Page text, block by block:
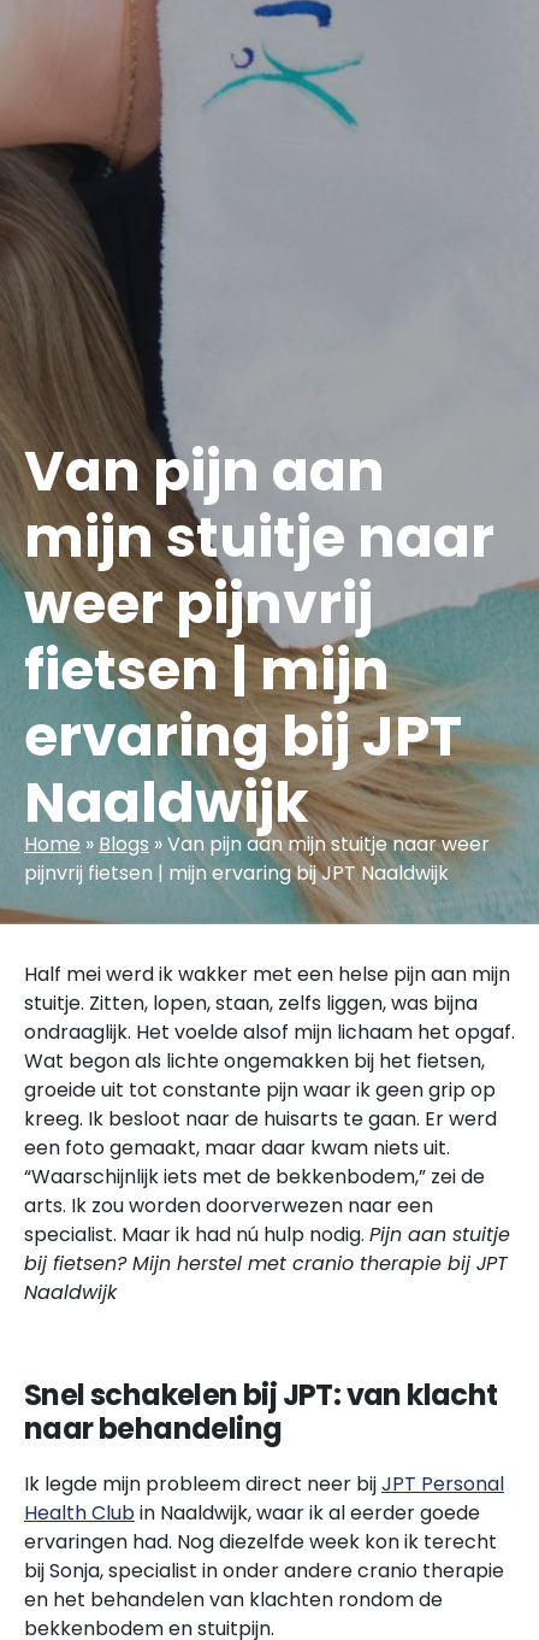
Van pijn aan
mijn stuitje naar
weer pijnvrij
fietsen | mijn
ervaring bij JPT
Naaldwijk
Home » Blogs »Van pijn aan mijn stuitje naar weer
pijnvrij fietsen | mijn ervaring bij JPT Naaldwijk
Half mei werd ik wakker met een helse pijn aan mijn
stuitje. Zitten, lopen, staan, zelfs liggen, was bijna
ondraaglijk. Het voelde alsof mijn lichaam het opgaf.
Wat begon als lichte ongemakken bij het fietsen,
groeide uit tot constante pijn waar ik geen grip op
kreeg. Ik besloot naar de huisarts te gaan. Er werd
een foto gemaakt, maar daar kwam niets uit.
“Waarschijnlijk iets met de bekkenbodem,” zei de
arts. Ik zou worden doorverwezen naar een
specialist. Maar ik had nú hulp nodig. Pijn aan stuitje
bij fietsen? Mijn herstel met cranio therapie bij JPT
Naaldwijk
Snel schakelen bij JPT: van klacht
naar behandeling
Ik legde mijn probleem direct neer bijJPT Personal
Health Clubin Naaldwijk, waar ik al eerder goede
ervaringen had. Nog diezelfde week kon ik terecht
bij Sonja, specialist in onder andere cranio therapie
en het behandelen van klachten rondom de
bekkenbodem en stuitpijn.